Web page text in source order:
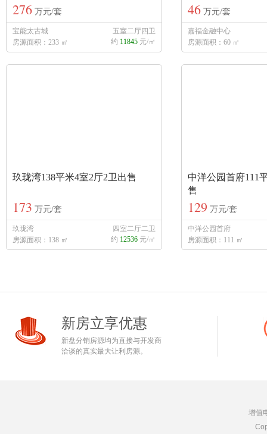
276 万元/套
宝能太古城
房源面积：233 ㎡
五室二厅四卫
约 11845 元/㎡
46 万元/套
嘉福金融中心
房源面积：60 ㎡
玖珑湾138平米4室2厅2卫出售
173 万元/套
玖珑湾
房源面积：138 ㎡
四室二厅二卫
约 12536 元/㎡
中洋公园首府111
售
129 万元/套
中洋公园首府
房源面积：111 ㎡
新房立享优惠
新盘分销房源均为直接与开发商
洽谈的真实最大让利房源。
增值